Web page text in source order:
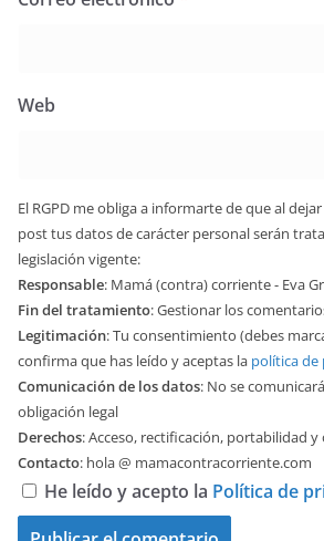
Web
El RGPD me obliga a informarte de que al
post tus datos de carácter personal serán
legislación vigente:
Responsable: Mamá (contra) corriente - Eva
Fin del tratamiento: Gestionar los
Legitimación: Tu consentimiento (debes
confirma que has leído y aceptas la política de
Comunicación de los datos: No se
obligación legal
Derechos: Acceso, rectificación, portabilidad y
Contacto: hola @ mamacontracorriente.com
He leído y acepto la Política de